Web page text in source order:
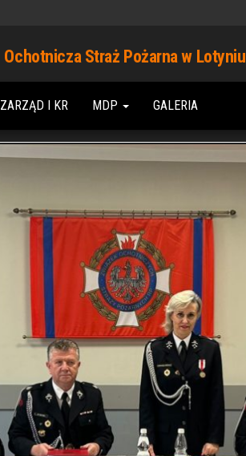
Ochotnicza Straż Pożarna w Lotyniu
ZARZĄD I KR MDP GALERIA